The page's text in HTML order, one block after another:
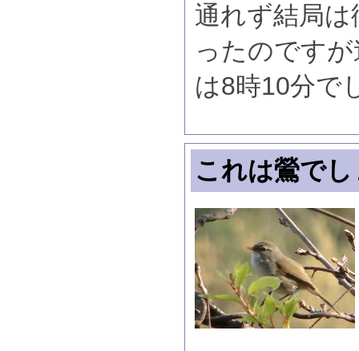
通れず結局
ったのです
は8時10分で
これは鶯で